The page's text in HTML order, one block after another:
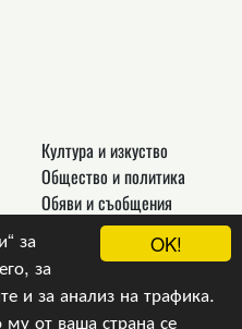
OK!
за
за
и за анализ на трафика.
от ваша страна се
Култура и изкуство
Общество и политика
Обяви и съобщения
Новини
Други